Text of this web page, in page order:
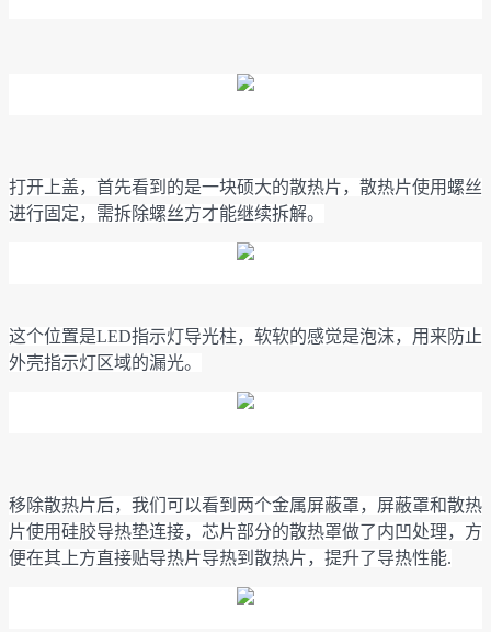
打开上盖，首先看到的是一块硕大的散热片，散热片使用螺丝
进行固定，需拆除螺丝方才能继续拆解。
这个位置是LED指示灯导光柱，软软的感觉是泡沫，用来防止
外壳指示灯区域的漏光。
移除散热片后，我们可以看到两个金属屏蔽罩，屏蔽罩和散热
片使用硅胶导热垫连接，芯片部分的散热罩做了内凹处理，方
便在其上方直接贴导热片导热到散热片，提升了导热性能.